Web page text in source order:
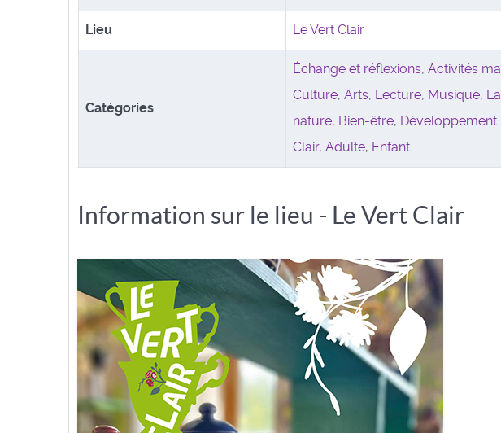
Lieu Le Vert Clair
Catégories
Échange et réflexions, Activités
Culture, Arts, Lecture, Musique,
nature, Bien-être, Développement
Clair, Adulte, Enfant
Information sur le lieu - Le Vert Clair